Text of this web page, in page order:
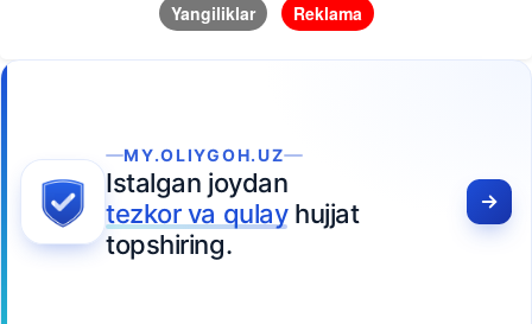
Yangiliklar
Reklama
MY.OLIYGOH.UZ
Istalgan joydan
tezkor va qulayhujjat
topshiring.